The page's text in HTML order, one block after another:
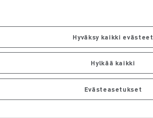
Hyväksy kaikki evästeet
Hylkää kaikki
Evästeasetukset